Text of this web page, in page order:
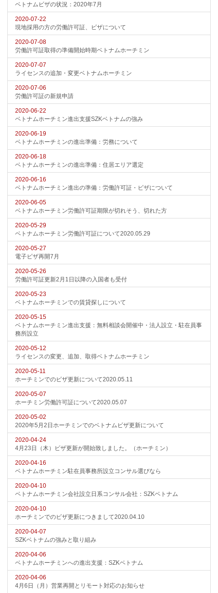
ベトナムビザの状況：2020年7月
2020-07-22
現地採用の方の労働許可証、ビザについて
2020-07-08
労働許可証取得の準備開始時期ベトナムホーチミン
2020-07-07
ライセンスの追加・変更ベトナムホーチミン
2020-07-06
労働許可証の新規申請
2020-06-22
ベトナムホーチミン進出支援SZKベトナムの強み
2020-06-19
ベトナムホーチミンの進出準備：労務について
2020-06-18
ベトナムホーチミンの進出準備：住居エリア選定
2020-06-16
ベトナムホーチミン進出の準備：労働許可証・ビザについて
2020-06-05
ベトナムホーチミン労働許可証期限が切れそう、切れた方
2020-05-29
ベトナムホーチミン労働許可証について2020.05.29
2020-05-27
電子ビザ再開7月
2020-05-26
労働許可証更新2月1日以降の入国者も受付
2020-05-23
ベトナムホーチミンでの賃貸探しについて
2020-05-15
ベトナムホーチミン進出支援：無料相談会開催中・法人設立・駐在員事
務所設立
2020-05-12
ライセンスの変更、追加、取得ベトナムホーチミン
2020-05-11
ホーチミンでのビザ更新について2020.05.11
2020-05-07
ホーチミン労働許可証について2020.05.07
2020-05-02
2020年5月2日ホーチミンでのベトナムビザ更新について
2020-04-24
4月23日（木）ビザ更新が開始致しました。（ホーチミン）
2020-04-16
ベトナムホーチミン駐在員事務所設立コンサル選びなら
2020-04-10
ベトナムホーチミン会社設立日系コンサル会社：SZKベトナム
2020-04-10
ホーチミンでのビザ更新につきまして2020.04.10
2020-04-07
SZKベトナムの強みと取り組み
2020-04-06
ベトナムホーチミンへの進出支援：SZKベトナム
2020-04-06
4月6日（月）営業再開とリモート対応のお知らせ